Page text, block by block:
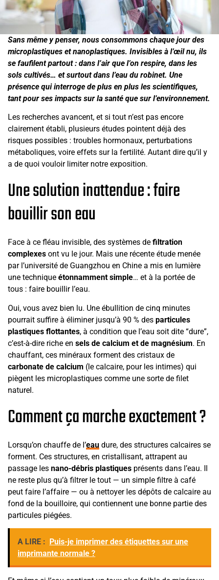
Sans même y penser, nous consommons chaque jour des
microplastiques etnanoplastiques. Invisibles à l’œil nu, ils
se faufilent partout : dans l’air que l’on respire, dans les
sols cultivés… et surtout dans l’eau du robinet. Une
présence qui interroge de plus en plus les scientifiques,
tant pour ses impacts sur la santé que sur l’environnement.
Les recherches avancent, et si tout n’est pas encore
clairement établi, plusieurs études pointent déjà des
risques possibles : troubles hormonaux, perturbations
métaboliques, voire effets sur la fertilité. Autant dire qu’il y
a de quoi vouloir limiter notre exposition.
Une solution inattendue : faire
bouillir son eau
Face à ce fléau invisible, des systèmes de filtration
complexes ont vu le jour. Mais une récente étude menée
par l’université de Guangzhou en Chine a mis en lumière
une technique étonnamment simple… et à la portée de
tous : faire bouillir l’eau.
Oui, vous avez bien lu. Une ébullition de cinq minutes
pourrait suffire à éliminer jusqu’à 90 % des particules
plastiques flottantes, à condition que l’eau soit dite “dure”,
c’est-à-dire riche en sels de calcium et de magnésium. En
chauffant, ces minéraux forment des cristaux de
carbonate de calcium (le calcaire, pour les intimes) qui
piègent les microplastiques comme une sorte de filet
naturel.
Comment ça marche exactement ?
Lorsqu’on chauffe de l’eau dure, des structures calcaires se
forment. Ces structures, en cristallisant, attrapent au
passage les nano-débris plastiques présents dans l’eau. Il
ne reste plus qu’à filtrer le tout — un simple filtre à café
peut faire l’affaire — ou à nettoyer les dépôts de calcaire au
fond de la bouilloire, qui contiennent une bonne partie des
particules piégées.
A LIRE :
Puis-je imprimer des étiquettes sur une
imprimante normale ?